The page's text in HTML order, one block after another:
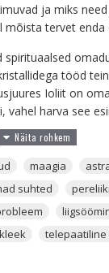
ja miks
mõista tervet enda
tööd
Ioliit on
harva see
ja
antud.
maagia
suhted
telepaatiline